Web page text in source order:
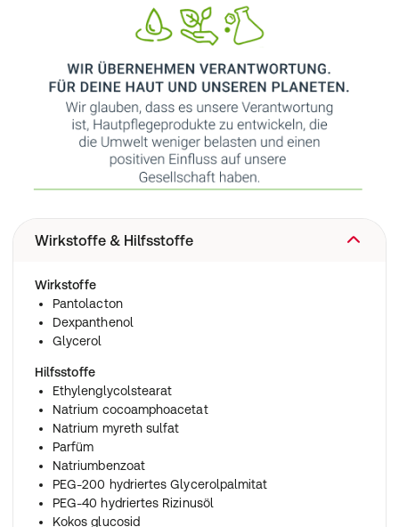
Wirkstoffe & Hilfsstoffe
Wirkstoffe
Pantolacton
Dexpanthenol
Glycerol
Hilfsstoffe
Ethylenglycolstearat
Natrium cocoamphoacetat
Natrium myreth sulfat
Parfüm
Natriumbenzoat
PEG-200 hydriertes Glycerolpalmitat
PEG-40 hydriertes Rizinusöl
Kokos glucosid